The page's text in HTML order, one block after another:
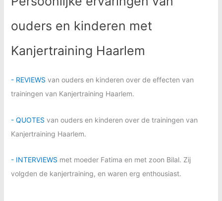
ouders en kinderen met
Kanjertraining Haarlem
- REVIEWS van ouders en kinderen over de effecten van
trainingen van Kanjertraining Haarlem.
- QUOTES van ouders en kinderen over de trainingen van
Kanjertraining Haarlem.
- INTERVIEWS met moeder Fatima en met zoon Bilal. Zij
volgden de kanjertraining, en waren erg enthousiast.